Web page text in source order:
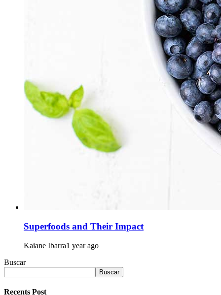
Superfoods and Their Impact
Kaiane Ibarra1 year ago
Buscar
Buscar
Recents Post